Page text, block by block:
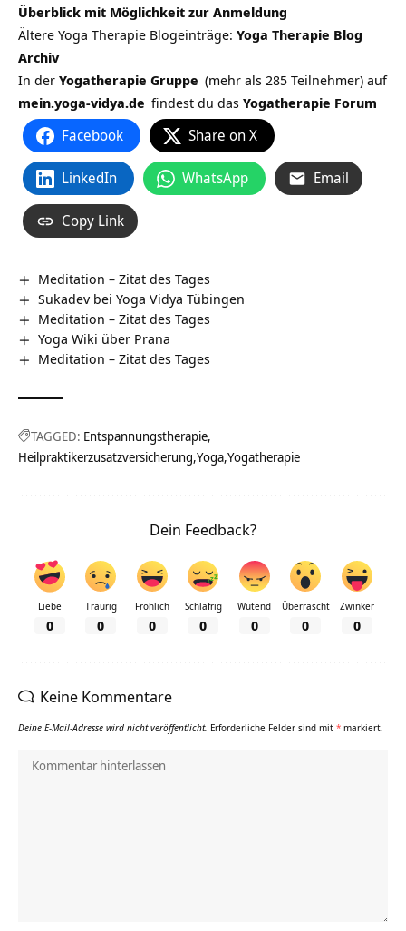
Überblick mit Möglichkeit zur Anmeldung
Ältere Yoga Therapie Blogeinträge: Yoga Therapie Blog
Archiv
In der Yogatherapie Gruppe (mehr als 285 Teilnehmer) auf
mein.yoga-vidya.de findest du das Yogatherapie Forum
Facebook Share on X
LinkedIn WhatsApp Email
Copy Link
Meditation – Zitat des Tages
Sukadev bei Yoga Vidya Tübingen
Meditation – Zitat des Tages
Yoga Wiki über Prana
Meditation – Zitat des Tages
TAGGED: Entspannungstherapie
Heilpraktikerzusatzversicherung Yoga Yogatherapie
Dein Feedback?
Liebe
0
Traurig
0
Fröhlich
0
Schläfrig
0
Wütend
0
Überrascht
0
Zwinker
0
Keine Kommentare
Deine E-Mail-Adresse wird nicht veröffentlicht. Erforderliche Felder sind mit * markiert.